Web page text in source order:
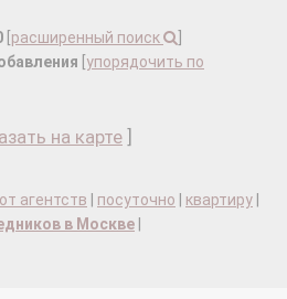
расширенный поиск
упорядочить по
на карте
агентств посуточно квартиру
в Москве